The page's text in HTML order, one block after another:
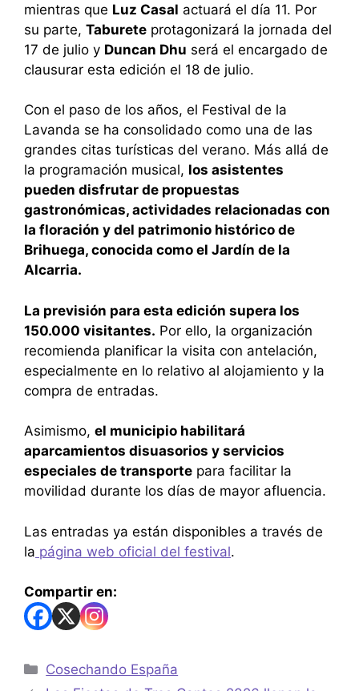
mientras que Luz Casal actuará el día 11. Por
su parte, Taburete protagonizará la jornada del
17 de julio y Duncan Dhu será el encargado de
clausurar esta edición el 18 de julio.
Con el paso de los años, el Festival de la
Lavanda se ha consolidado como una de las
grandes citas turísticas del verano. Más allá de
la programación musical, los asistentes
pueden disfrutar de propuestas
gastronómicas, actividades relacionadas con
la floración y del patrimonio histórico de
Brihuega, conocida como el Jardín de la
Alcarria.
La previsión para esta edición supera los
150.000 visitantes. Por ello, la organización
recomienda planificar la visita con antelación,
especialmente en lo relativo al alojamiento y la
compra de entradas.
Asimismo, el municipio habilitará
aparcamientos disuasorios y servicios
especiales de transporte para facilitar la
movilidad durante los días de mayor afluencia.
Las entradas ya están disponibles a través de
la página web oficial del festival.
Compartir en:
Cosechando España